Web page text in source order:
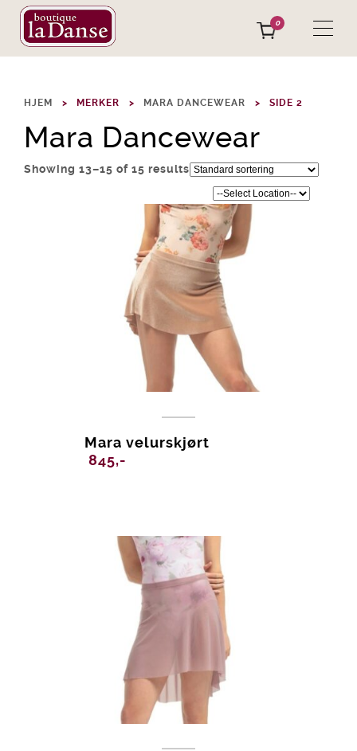
0
HJEM MERKER MARA DANCEWEAR SIDE 2
Mara Dancewear
Showing 13–15 of 15 results
Mara velurskjørt
845,-